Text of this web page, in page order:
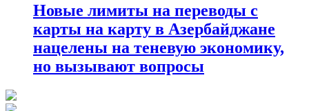
Новые лимиты на переводы с
карты на карту в Азербайджане
нацелены на теневую экономику,
но вызывают вопросы